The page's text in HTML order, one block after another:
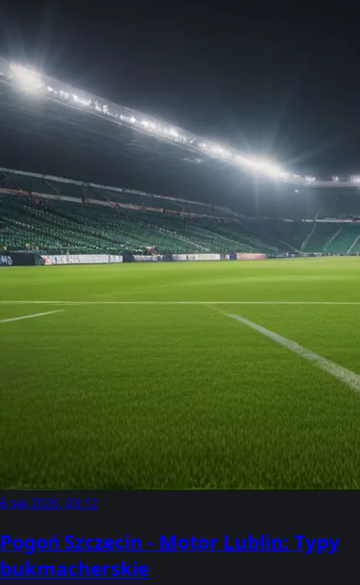
6 sie 2026, 03:12
Pogoń Szczecin - Motor Lublin: Typy
bukmacherskie